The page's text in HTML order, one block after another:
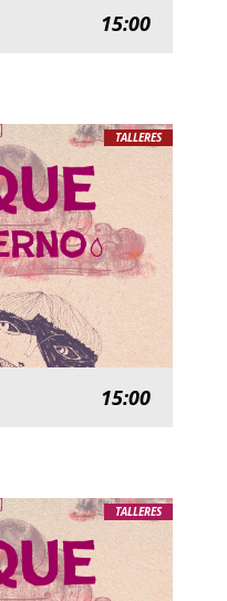
15:00
TALLERES
15:00
TALLERES